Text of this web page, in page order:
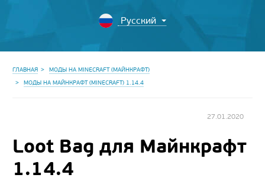
ГЛАВНАЯ
МОДЫ НА MINECRAFT (МАЙНКРАФТ)
МОДЫ НА МАЙНКРАФТ (MINECRAFT) 1.14.4
27.01.2020
Loot Bag для Майнкрафт
1.14.4